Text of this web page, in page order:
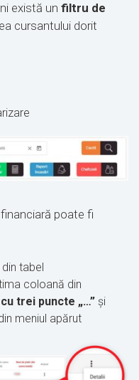
există un filtru de
cursantului dorit
poate fi
din tabel
coloană din
trei puncte „…” și
meniul apărut